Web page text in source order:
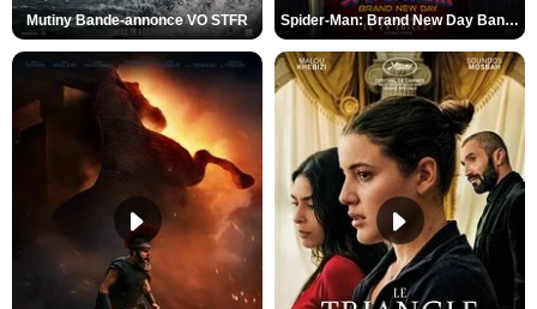
Mutiny Bande-annonce VO STFR Spider-Man: Brand New Day Bande-annonce VO STFR